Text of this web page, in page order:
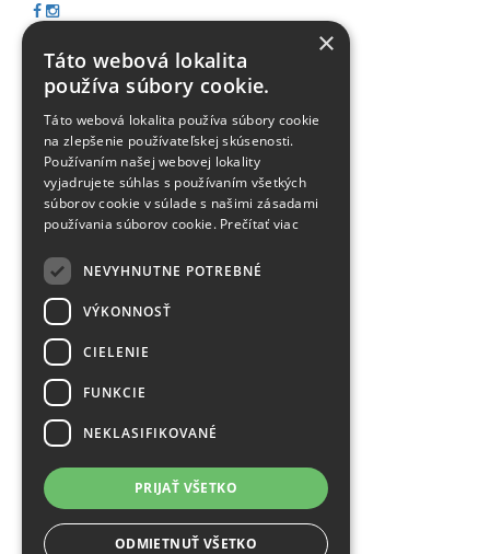
Informácie
Všetko o nákupe
Akcie
Blog
FAQ
Partnerské stránky
Odstúpenie od zmluvy
Bezpečnost a ochrana osobných údajov
Všeobecné obchodné podmienky
Reklamačný poriadok
Používanie Cookies
Doručovanie
×
Táto webová lokalita
používa súbory cookie.
Táto webová lokalita používa súbory cookie
na zlepšenie používateľskej skúsenosti.
Používaním našej webovej lokality
vyjadrujete súhlas s používaním všetkých
súborov cookie v súlade s našimi zásadami
používania súborov cookie. Prečítať viac
NEVYHNUTNE POTREBNÉ
VÝKONNOSŤ
CIELENIE
FUNKCIE
NEKLASIFIKOVANÉ
PRIJAŤ VŠETKO
ODMIETNUŤ VŠETKO